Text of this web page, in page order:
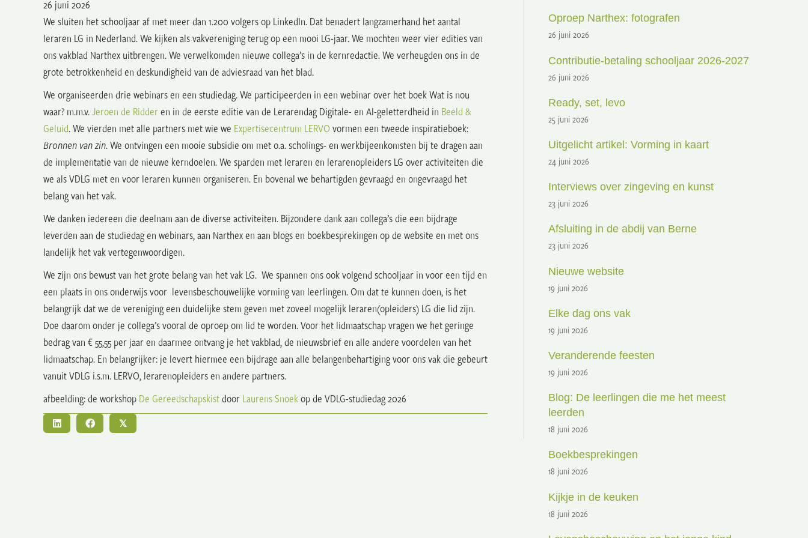
26 juni 2026
We sluiten het schooljaar af met meer dan 1.200 volgers op LinkedIn. Dat benadert langzamerhand het aantal
leraren LG in Nederland. We kijken als vakvereniging terug op een mooi LG-jaar. We mochten weer vier edities van
ons vakblad Narthex uitbrengen. We verwelkomden nieuwe collega’s in de kernredactie. We verheugden ons in de
grote betrokkenheid en deskundigheid van de adviesraad van het blad.
We organiseerden drie webinars en een studiedag. We participeerden in een webinar over het boek Wat is nou
waar? m.m.v.Jeroen de Ridderen in de eerste editie van de Lerarendag Digitale- en AI-geletterdheid in Beeld &
Geluid. We vierden met alle partners met wie we Expertisecentrum LERVO vormen een tweede inspiratieboek:
Bronnen van zin. We ontvingen een mooie subsidie om met o.a. scholings- en werkbijeenkomsten bij te dragen aan
de implementatie van de nieuwe kerndoelen. We sparden met leraren en lerarenopleiders LG over activiteiten die
we als VDLG met en voor leraren kunnen organiseren. En bovenal we behartigden gevraagd en ongevraagd het
belang van het vak.
We danken iedereen die deelnam aan de diverse activiteiten. Bijzondere dank aan collega’s die een bijdrage
leverden aan de studiedag en webinars, aan Narthex en aan blogs en boekbesprekingen op de website en met ons
landelijk het vak vertegenwoordigen.
We zijn ons bewust van het grote belang van het vak LG. We spannen ons ook volgend schooljaar in voor een tijd en
een plaats in ons onderwijs voor levensbeschouwelijke vorming van leerlingen. Om dat te kunnen doen, is het
belangrijk dat we de vereniging een duidelijke stem geven met zoveel mogelijk leraren(opleiders) LG die lid zijn.
Doe daarom onder je collega’s vooral de oproep om lid te worden. Voor het lidmaatschap vragen we het geringe
bedrag van € 55,55 per jaar en daarmee ontvang je het vakblad, de nieuwsbrief en alle andere voordelen van het
lidmaatschap. En belangrijker: je levert hiermee een bijdrage aan alle belangenbehartiging voor ons vak die gebeurt
vanuit VDLG i.s.m. LERVO, lerarenopleiders en andere partners.
afbeelding: de workshop De Gereedschapskistdoor Laurens Snoekop de VDLG-studiedag 2026
𝕏
Oproep Narthex: fotografen
26 juni 2026
Contributie-betaling schooljaar 2026-2027
26 juni 2026
Ready, set, levo
25 juni 2026
Uitgelicht artikel: Vorming in kaart
24 juni 2026
Interviews over zingeving en kunst
23 juni 2026
Afsluiting in de abdij van Berne
23 juni 2026
Nieuwe website
19 juni 2026
Elke dag ons vak
19 juni 2026
Veranderende feesten
19 juni 2026
Blog: De leerlingen die me het meest
leerden
18 juni 2026
Boekbesprekingen
18 juni 2026
Kijkje in de keuken
18 juni 2026